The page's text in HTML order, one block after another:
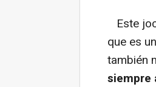
Este
que es
también
siempre